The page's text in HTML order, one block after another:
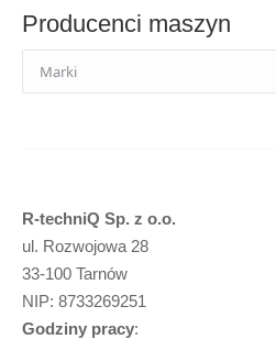
Producenci maszyn
R-techniQ Sp. z o.o.
ul. Rozwojowa 28
33-100 Tarnów
NIP: 8733269251
Godziny pracy: